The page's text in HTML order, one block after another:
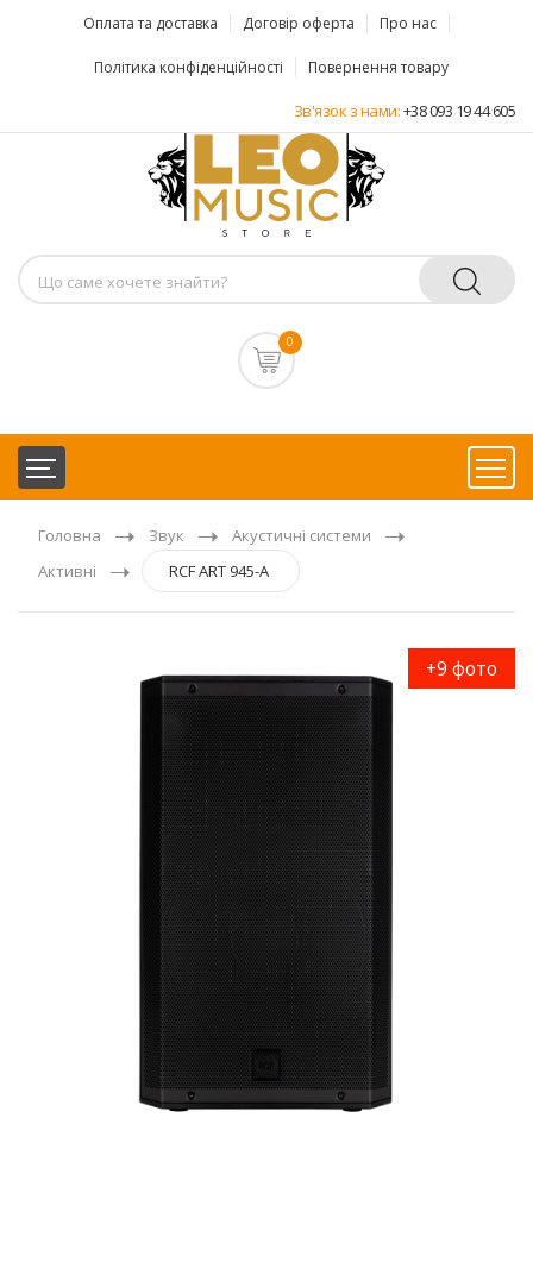
Оплата та доставка Договір оферта Про нас
Політика конфіденційності Повернення товару
Зв'язок з нами:+38 093 19 44 605
0
Головна Звук
Акустичні системи
Активні
RCF ART 945-A
+9 фото